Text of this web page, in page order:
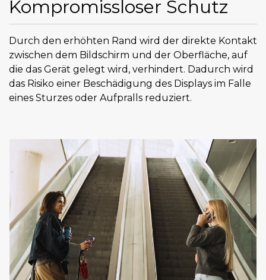
Kompromissloser Schutz
Durch den erhöhten Rand wird der direkte Kontakt
zwischen dem Bildschirm und der Oberfläche, auf
die das Gerät gelegt wird, verhindert. Dadurch wird
das Risiko einer Beschädigung des Displays im Falle
eines Sturzes oder Aufpralls reduziert.